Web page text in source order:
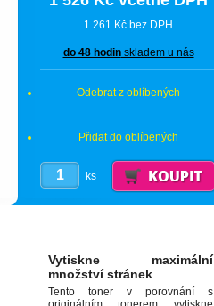
1 261 Kč bez DPH
do 48 hodinskladem u nás
Odebrat z oblíbených
Přidat do oblíbených
ks
Vytiskne maximální
množství stránek
Tento toner v porovnání s